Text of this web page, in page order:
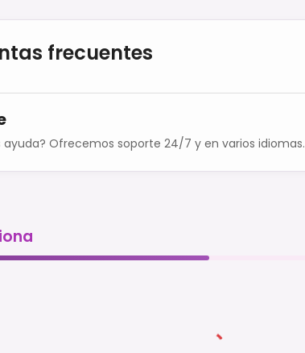
frecuentes
ayuda? Ofrecemos soporte 24/7 y en varios idiomas.